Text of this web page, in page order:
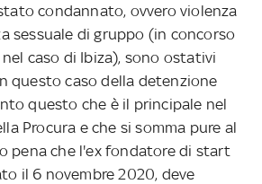
condannato, ovvero violenza
sessuale di gruppo (in concorso
caso di Ibiza), sono ostativi
questo caso della detenzione
questo che è il principale nel
Procura e che si somma pure al
pena che l'ex fondatore di start
il 6 novembre 2020, deve